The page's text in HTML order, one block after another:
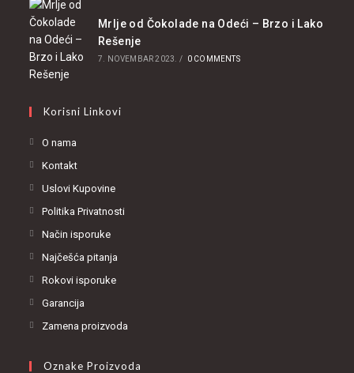
Mrlje od Čokolade na Odeći – Brzo i Lako
Rešenje
7. NOVEMBAR 2023. / 0 COMMENTS
Korisni Linkovi
O nama
Kontakt
Uslovi Kupovine
Politika Privatnosti
Način isporuke
Najčešća pitanja
Rokovi isporuke
Garancija
Zamena proizvoda
Oznake Proizvoda